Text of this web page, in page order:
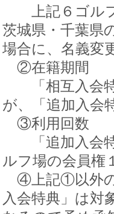
上記６ゴルフ
茨城県・千葉県
場合に、名義変
②在籍期間
「相互入会特
が、「追加入会
③利用回数
「追加入会特
ルフ場の会員権
④上記①以外の
入会特典」は対